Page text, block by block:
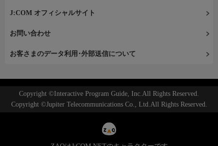
J:COM オフィシャルサイト
お問い合わせ
お客さまのデータ利用･外部送信について
Copyright ©Interactive Program Guide, Inc.All Rights Reserved.
Copyright ©Jupiter Telecommunications Co., Ltd.All Rights Reserved.